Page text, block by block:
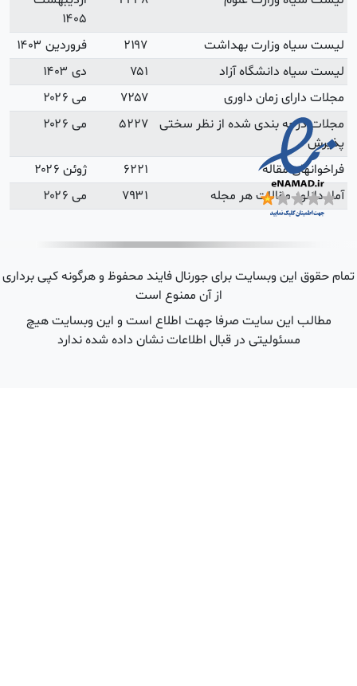
فروردین ۱۴۰۳
دی ۱۴۰۳
می ۲۰۲۶
می ۲۰۲۶
ژوئن ۲۰۲۶
می ۲۰۲۶
هرگونه کپی برداری
وبسایت هیچ